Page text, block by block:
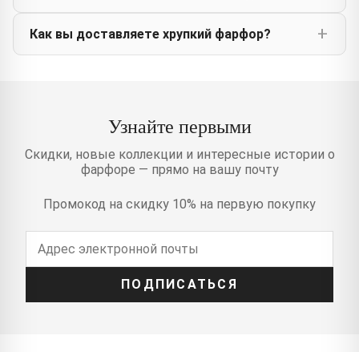
Как вы доставляете хрупкий фарфор?
Узнайте первыми
Скидки, новые коллекции и интересные истории о
фарфоре — прямо на вашу почту
Промокод на скидку 10% на первую покупку
ПОДПИСАТЬСЯ